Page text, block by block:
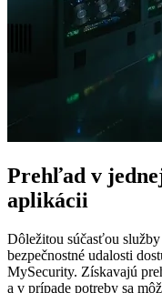
Prehľad v
aplikácii
Dôležitou súčasťou
bezpečnostné udalosti
MySecurity. Získavajú
a v prípade potreby sa